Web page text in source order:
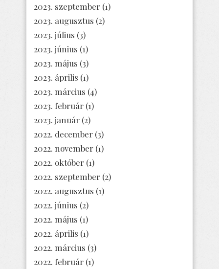
2023. szeptember (1)
2023. augusztus (2)
2023. július (3)
2023. június (1)
2023. május (3)
2023. április (1)
2023. március (4)
2023. február (1)
2023. január (2)
2022. december (3)
2022. november (1)
2022. október (1)
2022. szeptember (2)
2022. augusztus (1)
2022. június (2)
2022. május (1)
2022. április (1)
2022. március (3)
2022. február (1)